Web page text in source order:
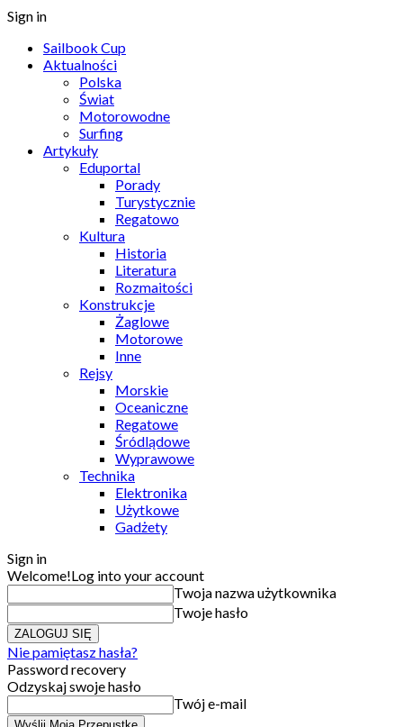
Sign in
Sailbook Cup
Aktualności
Polska
Świat
Motorowodne
Surfing
Artykuły
Eduportal
Porady
Turystycznie
Regatowo
Kultura
Historia
Literatura
Rozmaitości
Konstrukcje
Żaglowe
Motorowe
Inne
Rejsy
Morskie
Oceaniczne
Regatowe
Śródlądowe
Wyprawowe
Technika
Elektronika
Użytkowe
Gadżety
Sign in
Welcome!Log into your account
Twoja nazwa użytkownika
Twoje hasło
Nie pamiętasz hasła?
Password recovery
Odzyskaj swoje hasło
Twój e-mail